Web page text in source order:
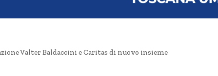
Valter Baldaccini e Caritas di nuovo insieme